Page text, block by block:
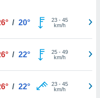
/ 20° 23- 45
km/h
/ 22° 25- 49
km/h
/ 22° 23- 45
km/h